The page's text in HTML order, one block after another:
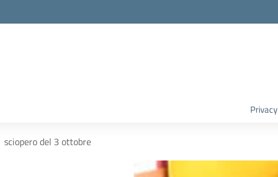
Privacy
sciopero del 3 ottobre